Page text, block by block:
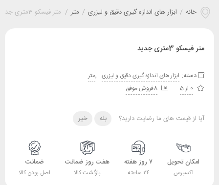
خانه / ابزار های اندازه گیری دقیق و لیزری / متر / متر فیسکو 3متری جدید
متر فیسکو 3متری جدید
دسته: ابزار های اندازه گیری دقیق و لیزری ,متر
0 از 5
8فروش موفق
آیا از قیمت های ما رضایت دارید؟ بله خیر
امکان تحویل
اکسپرس
۷ روز هفته
۲۴ ساعته
هفت روز ضمانت
بازگشت کالا
ضمانت
اصل بودن کالا